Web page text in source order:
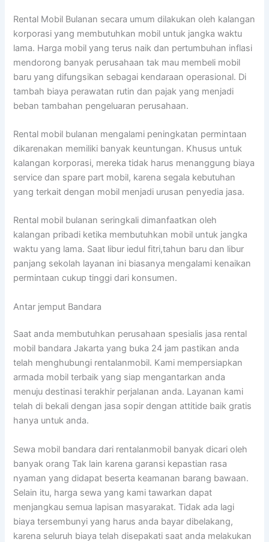
Rental Mobil Bulanan secara umum dilakukan oleh kalangan
korporasi yang membutuhkan mobil untuk jangka waktu
lama. Harga mobil yang terus naik dan pertumbuhan inflasi
mendorong banyak perusahaan tak mau membeli mobil
baru yang difungsikan sebagai kendaraan operasional. Di
tambah biaya perawatan rutin dan pajak yang menjadi
beban tambahan pengeluaran perusahaan.
Rental mobil bulanan mengalami peningkatan permintaan
dikarenakan memiliki banyak keuntungan. Khusus untuk
kalangan korporasi, mereka tidak harus menanggung biaya
service dan spare part mobil, karena segala kebutuhan
yang terkait dengan mobil menjadi urusan penyedia jasa.
Rental mobil bulanan seringkali dimanfaatkan oleh
kalangan pribadi ketika membutuhkan mobil untuk jangka
waktu yang lama. Saat libur iedul fitri,tahun baru dan libur
panjang sekolah layanan ini biasanya mengalami kenaikan
permintaan cukup tinggi dari konsumen.
Antar jemput Bandara
Saat anda membutuhkan perusahaan spesialis jasa rental
mobil bandara Jakarta yang buka 24 jam pastikan anda
telah menghubungi rentalanmobil. Kami mempersiapkan
armada mobil terbaik yang siap mengantarkan anda
menuju destinasi terakhir perjalanan anda. Layanan kami
telah di bekali dengan jasa sopir dengan attitide baik gratis
hanya untuk anda.
Sewa mobil bandara dari rentalanmobil banyak dicari oleh
banyak orang Tak lain karena garansi kepastian rasa
nyaman yang didapat beserta keamanan barang bawaan.
Selain itu, harga sewa yang kami tawarkan dapat
menjangkau semua lapisan masyarakat. Tidak ada lagi
biaya tersembunyi yang harus anda bayar dibelakang,
karena seluruh biaya telah disepakati saat anda melakukan